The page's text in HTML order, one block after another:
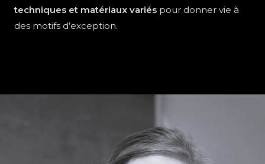
techniques et matériaux variés pour donner vie à
des motifs d’exception.